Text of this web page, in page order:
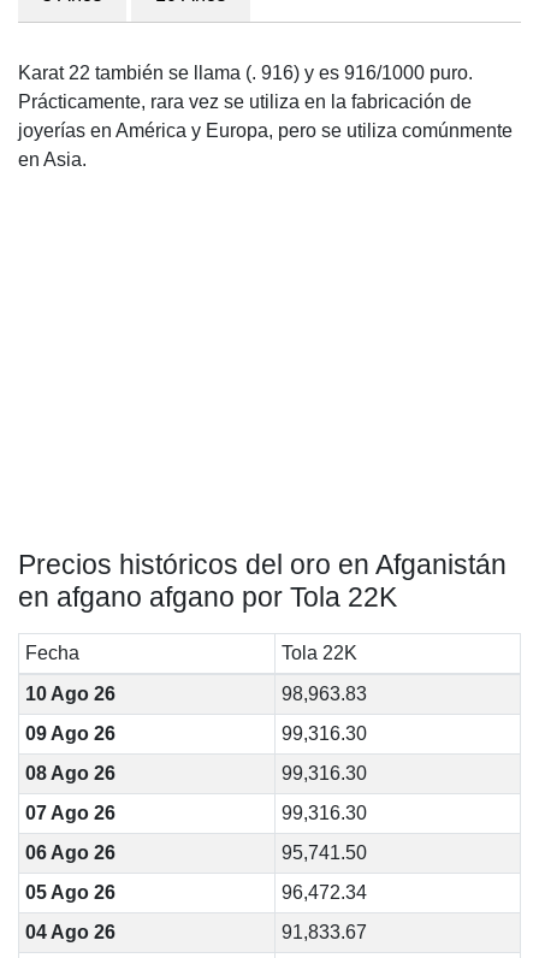
Karat 22 también se llama (. 916) y es 916/1000 puro.
Prácticamente, rara vez se utiliza en la fabricación de
joyerías en América y Europa, pero se utiliza comúnmente
en Asia.
Precios históricos del oro en Afganistán
en afgano afgano por Tola 22K
Fecha
Tola 22K
10 Ago 26
98,963.83
09 Ago 26
99,316.30
08 Ago 26
99,316.30
07 Ago 26
99,316.30
06 Ago 26
95,741.50
05 Ago 26
96,472.34
04 Ago 26
91,833.67